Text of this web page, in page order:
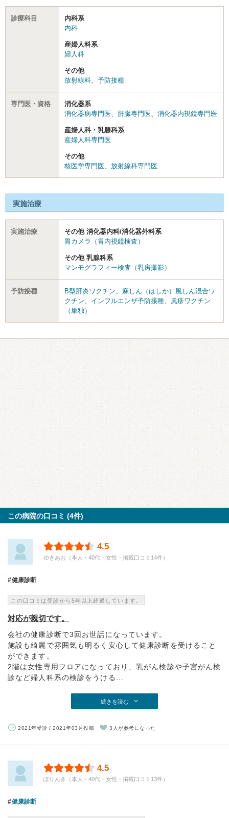
診療科目
内科系
内科
産婦人科系
婦人科
その他
放射線科
予防接種
専門医・資格
消化器系
消化器病専門医
肝臓専門医 消化器内視鏡専門医
産婦人科・乳腺科系
産婦人科専門医
その他
核医学専門医
放射線科専門医
実施治療
実施治療
その他 消化器内科/消化器外科系
胃カメラ（胃内視鏡検査）
その他 乳腺科系
マンモグラフィー検査（乳房撮影）
予防接種 B型肝炎ワクチン
麻しん（はしか）風しん混合ワ
クチン
インフルエンザ予防接種
風疹ワクチン
（単独）
この病院の口コミ (4件)
4.5
ゆきあお（本人・40代・女性・掲載口コミ14件）
健康診断
この口コミは受診から5年以上経過しています。
対応が親切です。
会社の健康診断で3回お世話になっています。
施設も綺麗で雰囲気も明るく安心して健康診断を受けること
ができます。
2階は女性専用フロアになっており、乳がん検診や子宮がん検
診など婦人科系の検診をうける...
続きを読む
2021年受診 / 2021年03月投稿 3人が参考になった
4.5
ぽりんき（本人・40代・女性・掲載口コミ13件）
健康診断